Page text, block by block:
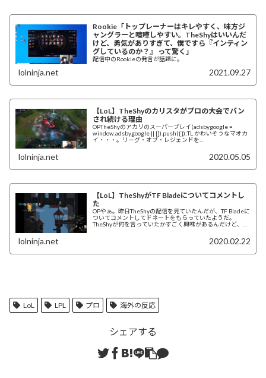
Rookie「トップレーナーはキレやすく、味方ジ
ャングラーと喧嘩しやすい。TheShyはいいんだ
けど、勇気がありすぎて、僕ですら『インティン
グしているのか？』 って驚く」
配信中のRookieの発言が話題に。
lolninja.net 2021.09.27
【LoL】TheShyのカリスタがプロの大会でバン
され続ける理由
OPTheShyのアカリのスーパープレイ(adsbygoogle =
window.adsbygoogle || []).push({});TL かわいそうなマオカ
イ・・・。リーグ・オブ・レジェンドを...
lolninja.net 2020.05.05
【LoL】TheShyがTF Bladeについてコメントし
た
OPやぁ。昨日TheShyの配信を見ていたんだが、TF Bladeに
ついてコメントしてドネートをもらっていたようだ。
TheShyが何を言っていたかすごく興味があるんだけど、俺
lolninja.net 2020.02.22
LoL LPL プロ 海外の反応
シェアする